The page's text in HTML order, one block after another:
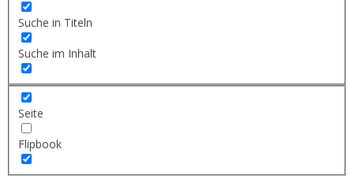
Suche in Titeln
Suche im Inhalt
Seite
Flipbook